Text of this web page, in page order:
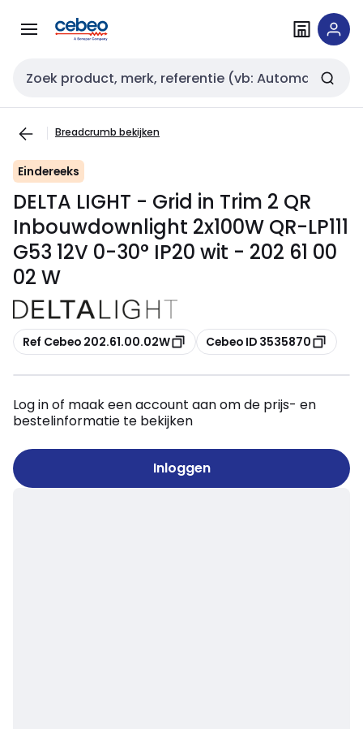
naar
naar
Zoekveld invoer
Breadcrumb bekijken
Eindereeks
DELTA LIGHT - Grid in Trim 2 QR
Inbouwdownlight 2x100W QR-LP111
G53 12V 0-30° IP20 wit - 202 61 00
02 W
Kopiëren
Ref Cebeo 202.61.00.02W Kopiëren
Cebeo ID 3535870
Log in of maak een account aan om de prijs- en
bestelinformatie te bekijken
Inloggen